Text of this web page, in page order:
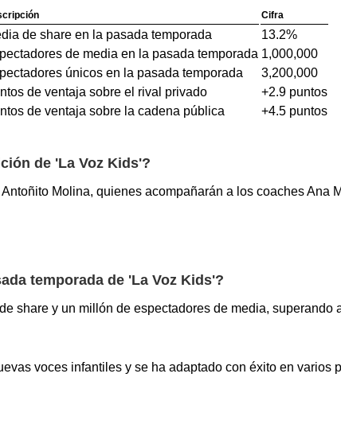
Cifra
de share en la pasada temporada
13.2%
de media en la pasada temporada 1,000,000
únicos en la pasada temporada
3,200,000
de ventaja sobre el rival privado
+2.9 puntos
de ventaja sobre la cadena pública
+4.5 puntos
de 'La Voz Kids'?
Molina, quienes acompañarán a los coaches Ana
temporada de 'La Voz Kids'?
share y un millón de espectadores de media,
voces infantiles y se ha adaptado con éxito en varios